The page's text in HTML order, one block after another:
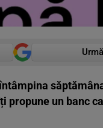
propune un banc